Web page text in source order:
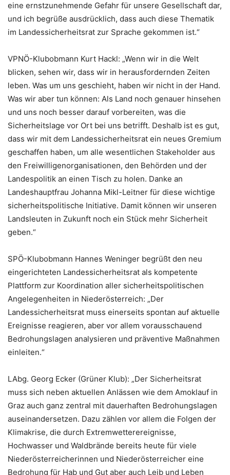
eine ernstzunehmende Gefahr für unsere Gesellschaft dar,
und ich begrüße ausdrücklich, dass auch diese Thematik
im Landessicherheitsrat zur Sprache gekommen ist.“
VPNÖ-Klubobmann Kurt Hackl: „Wenn wir in die Welt
blicken, sehen wir, dass wir in herausfordernden Zeiten
leben. Was um uns geschieht, haben wir nicht in der Hand.
Was wir aber tun können: Als Land noch genauer hinsehen
und uns noch besser darauf vorbereiten, was die
Sicherheitslage vor Ort bei uns betrifft. Deshalb ist es gut,
dass wir mit dem Landessicherheitsrat ein neues Gremium
geschaffen haben, um alle wesentlichen Stakeholder aus
den Freiwilligenorganisationen, den Behörden und der
Landespolitik an einen Tisch zu holen. Danke an
Landeshauptfrau Johanna Mikl-Leitner für diese wichtige
sicherheitspolitische Initiative. Damit können wir unseren
Landsleuten in Zukunft noch ein Stück mehr Sicherheit
geben.“
SPÖ-Klubobmann Hannes Weninger begrüßt den neu
eingerichteten Landessicherheitsrat als kompetente
Plattform zur Koordination aller sicherheitspolitischen
Angelegenheiten in Niederösterreich: „Der
Landessicherheitsrat muss einerseits spontan auf aktuelle
Ereignisse reagieren, aber vor allem vorausschauend
Bedrohungslagen analysieren und präventive Maßnahmen
einleiten.“
LAbg. Georg Ecker (Grüner Klub): „Der Sicherheitsrat
muss sich neben aktuellen Anlässen wie dem Amoklauf in
Graz auch ganz zentral mit dauerhaften Bedrohungslagen
auseinandersetzen. Dazu zählen vor allem die Folgen der
Klimakrise, die durch Extremwetterereignisse,
Hochwasser und Waldbrände bereits heute für viele
Niederösterreicherinnen und Niederösterreicher eine
Bedrohung für Hab und Gut aber auch Leib und Leben